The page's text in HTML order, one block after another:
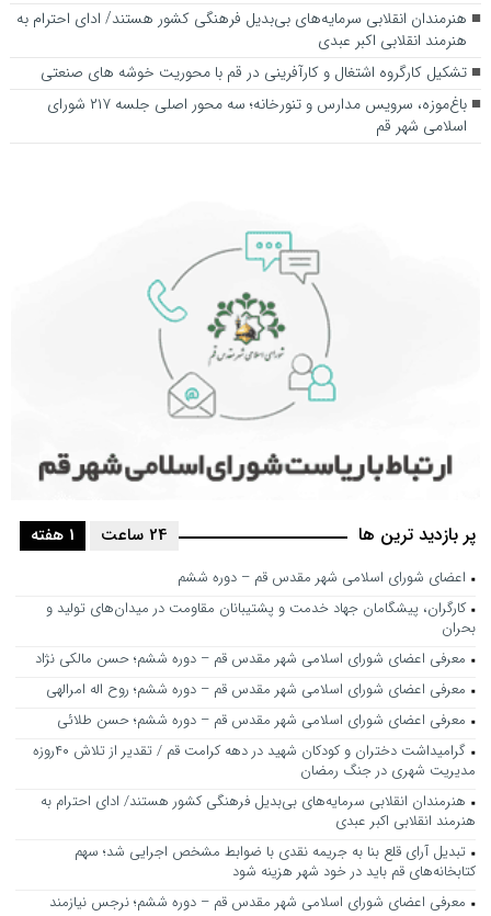
هنرمندان انقلابی سرمایه‌های بی‌بدیل فرهنگی کشور هستند/ ادای احترام به
هنرمند انقلابی اکبر عبدی
تشکیل کارگروه اشتغال و کارآفرینی در قم با محوریت خوشه های صنعتی
باغ‌موزه، سرویس مدارس و تنورخانه؛ سه محور اصلی جلسه ۲۱۷ شورای
اسلامی شهر قم
پر بازدید ترین ها 1 هفته 24 ساعت
اعضای شورای اسلامی شهر مقدس قم – دوره ششم
کارگران، پیشگامان جهاد خدمت و پشتیبانان مقاومت در میدان‌های تولید و
بحران
معرفی اعضای شورای اسلامی شهر مقدس قم – دوره ششم؛ حسن مالکی نژاد
معرفی اعضای شورای اسلامی شهر مقدس قم – دوره ششم؛ روح اله امرالهی
معرفی اعضای شورای اسلامی شهر مقدس قم – دوره ششم؛ حسن طلائی
گرامیداشت دختران و کودکان شهید در دهه کرامت قم / تقدیر از تلاش ۴۰روزه
مدیریت شهری در جنگ رمضان
هنرمندان انقلابی سرمایه‌های بی‌بدیل فرهنگی کشور هستند/ ادای احترام به
هنرمند انقلابی اکبر عبدی
تبدیل آرای قلع بنا به جریمه نقدی با ضوابط مشخص اجرایی شد؛ سهم
کتابخانه‌های قم باید در خود شهر هزینه شود
معرفی اعضای شورای اسلامی شهر مقدس قم – دوره ششم؛ نرجس نیازمند